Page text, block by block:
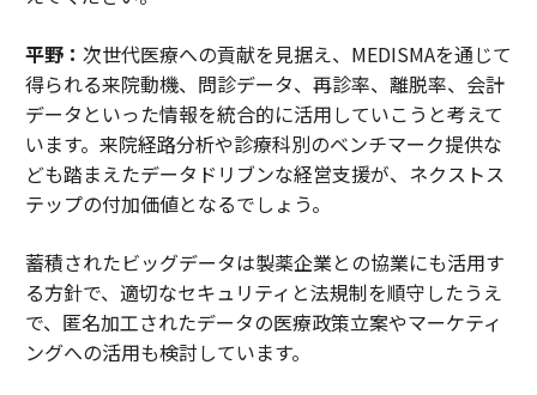
平野： 次世代医療への貢献を見据え、MEDISMAを通じて
得られる来院動機、問診データ、再診率、離脱率、会計
データといった情報を統合的に活用していこうと考えて
います。来院経路分析や診療科別のベンチマーク提供な
ども踏まえたデータドリブンな経営支援が、ネクストス
テップの付加価値となるでしょう。
蓄積されたビッグデータは製薬企業との協業にも活用す
る方針で、適切なセキュリティと法規制を順守したうえ
で、匿名加工されたデータの医療政策立案やマーケティ
ングへの活用も検討しています。